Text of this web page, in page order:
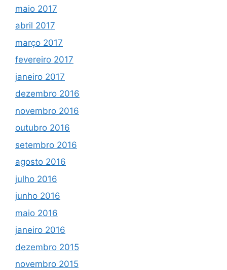
maio 2017
abril 2017
março 2017
fevereiro 2017
janeiro 2017
dezembro 2016
novembro 2016
outubro 2016
setembro 2016
agosto 2016
julho 2016
junho 2016
maio 2016
janeiro 2016
dezembro 2015
novembro 2015